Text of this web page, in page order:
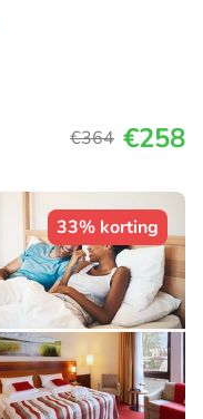
€364 €258
33% korting